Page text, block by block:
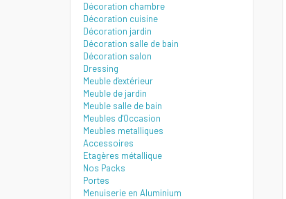
Décoration chambre
Décoration cuisine
Décoration jardin
Décoration salle de bain
Décoration salon
Dressing
Meuble d'extérieur
Meuble de jardin
Meuble salle de bain
Meubles d'Occasion
Meubles metalliques
Accessoires
Etagères métallique
Nos Packs
Portes
Menuiserie en Aluminium